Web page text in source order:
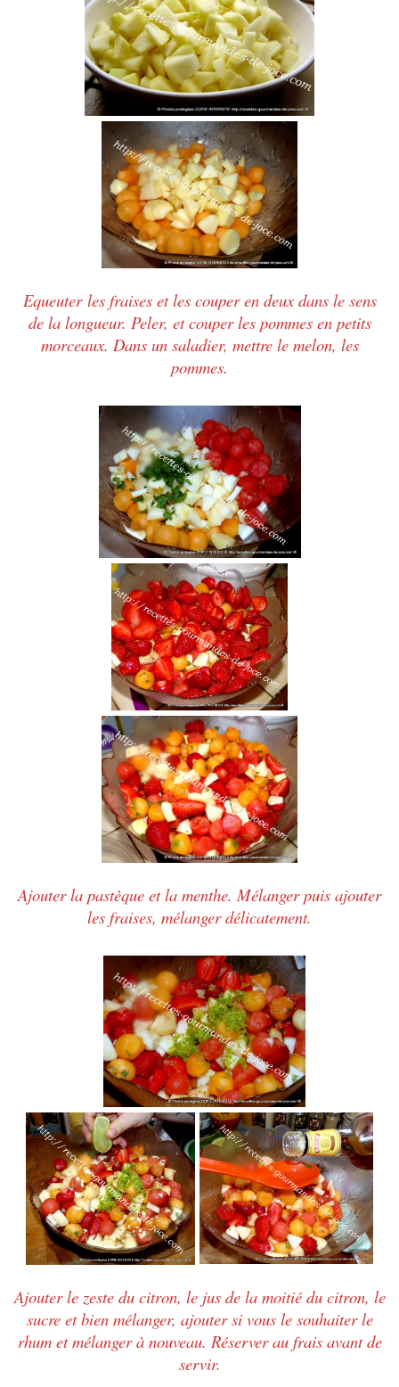
Equeuterles fraises et les couper en deux dans le sens
de la longueur. Peler, et couper les pommes en petits
morceaux. Dans un saladier, mettre le melon, les
pommes.
Ajouter la pastèque et la menthe. Mélanger puis ajouter
les fraises, mélanger délicatement.
Ajouter le zeste du citron, le jus de la moitié du citron, le
sucre et bien mélanger, ajouter si vous le souhaiter le
rhum et mélanger à nouveau. Réserver au frais avant de
servir.